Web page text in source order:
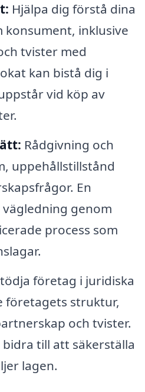
Hjälpa dig förstå dina
inklusive
tvister med
kan bistå dig i
vid köp av
Rådgivning och
uppehållstillstånd
En
genom
process som
företag i juridiska
företagets struktur,
och tvister.
bidra till att säkerställa
lagen.